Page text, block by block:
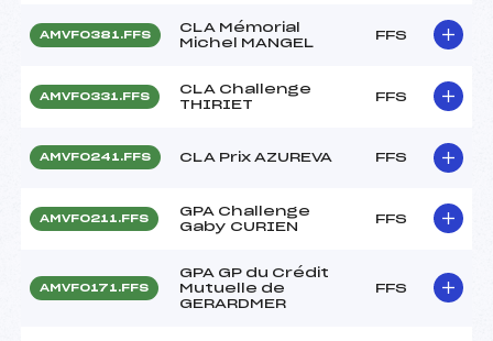
AMVF0381.FFS
CLA Mémorial
Michel MANGEL
FFS
AMVF0331.FFS
CLA Challenge
THIRIET
FFS
AMVF0241.FFS CLA Prix AZUREVA FFS
AMVF0211.FFS
GPA Challenge
Gaby CURIEN
FFS
AMVF0171.FFS
GPA GP du Crédit
Mutuelle de
GERARDMER
FFS